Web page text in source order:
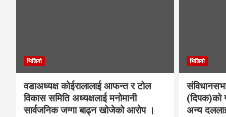
भिडियाे
वडाअध्यक्ष कोईरालालाई आफन्त र टोल
विकास समिति अध्यक्षलाई मनोमानी
सार्वजनिक जग्गा बाढ्न खोजेको आरोप ।
भिडियाे
(दिपक)को
अन्य